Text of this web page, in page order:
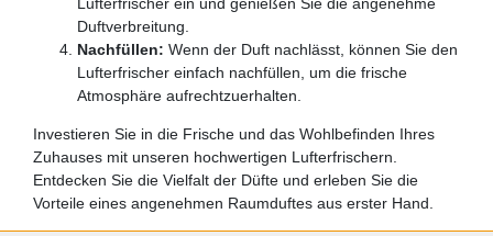
Lufterfrischer ein und genießen Sie die angenehme
Duftverbreitung.
Nachfüllen: Wenn der Duft nachlässt, können Sie den
Lufterfrischer einfach nachfüllen, um die frische
Atmosphäre aufrechtzuerhalten.
Investieren Sie in die Frische und das Wohlbefinden Ihres
Zuhauses mit unseren hochwertigen Lufterfrischern.
Entdecken Sie die Vielfalt der Düfte und erleben Sie die
Vorteile eines angenehmen Raumduftes aus erster Hand.